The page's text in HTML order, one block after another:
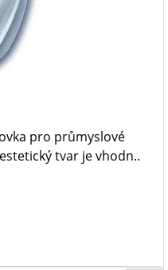
pro průmyslové
tvar je vhodn..